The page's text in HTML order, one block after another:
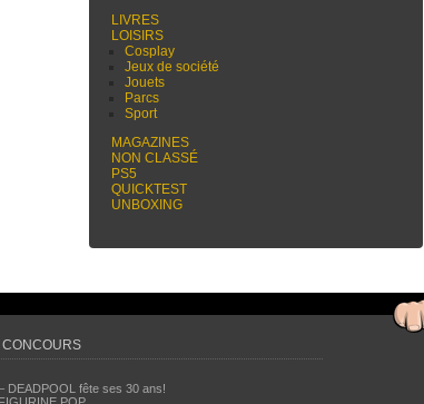
LIVRES
LOISIRS
Cosplay
Jeux de société
Jouets
Parcs
Sport
MAGAZINES
NON CLASSÉ
PS5
QUICKTEST
UNBOXING
DEADPOOL fête ses 30 ans!